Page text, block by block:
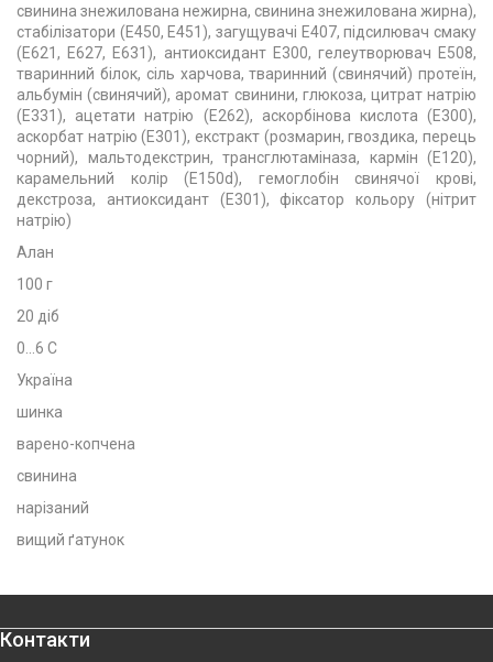
свинина знежилована нежирна, свинина знежилована жирна),
стабілізатори (Е450, Е451), загущувачі Е407, підсилювач смаку
(Е621, Е627, Е631), антиоксидант Е300, гелеутворювач Е508,
тваринний білок, сіль харчова, тваринний (свинячий) протеїн,
альбумін (свинячий), аромат свинини, глюкоза, цитрат натрію
(Е331), ацетати натрію (Е262), аскорбінова кислота (Е300),
аскорбат натрію (Е301), екстракт (розмарин, гвоздика, перець
чорний), мальтодекстрин, трансглютаміназа, кармін (Е120),
карамельний колір (Е150d), гемоглобін свинячої крові,
декстроза, антиоксидант (Е301), фіксатор кольору (нітрит
натрію)
Алан
100 г
20 діб
0...6 С
Україна
шинка
варено-копчена
свинина
нарізаний
вищий ґатунок
Контакти